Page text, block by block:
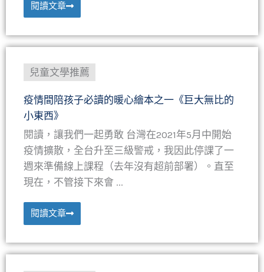
閱讀文章
兒童文學推薦
疫情間陪孩子必讀的暖心繪本之一《巨大無比的
小東西》
閱讀，讓我們一起勇敢 台灣在2021年5月中開始
疫情擴散，全台升至三級警戒，我因此停課了一
週來準備線上課程（去年沒有超前部署）。直至
現在，不管接下來會 ...
閱讀文章